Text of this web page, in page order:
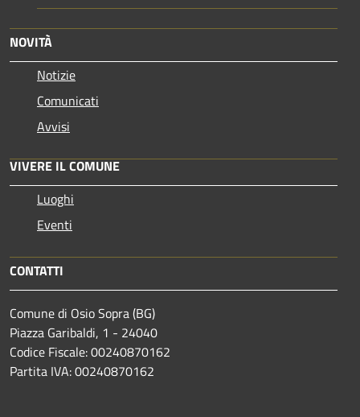
NOVITÀ
Notizie
Comunicati
Avvisi
VIVERE IL COMUNE
Luoghi
Eventi
CONTATTI
Comune di Osio Sopra (BG)
Piazza Garibaldi, 1 - 24040
Codice Fiscale: 00240870162
Partita IVA: 00240870162